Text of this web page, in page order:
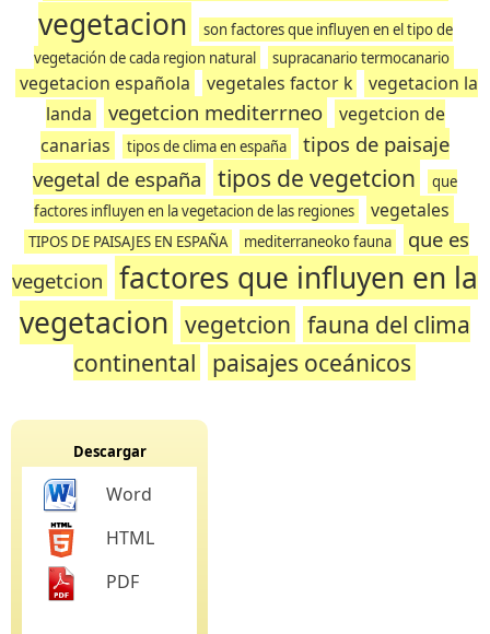
vegetacion
son factores que influyen en el tipo de
vegetación de cada region natural
supracanario termocanario
vegetacion española vegetales factor k
vegetacion la
landa
vegetcion mediterrneo
vegetcion de
canarias
tipos de clima en españa
tipos de paisaje
vegetal de españa
tipos de vegetcion
que
factores influyen en la vegetacion de las regiones
vegetales
TIPOS DE PAISAJES EN ESPAÑA mediterraneoko fauna
que es
vegetcion
factores que influyen en la
vegetacion vegetcion fauna del clima
continental paisajes oceánicos
Descargar
Word
HTML
PDF